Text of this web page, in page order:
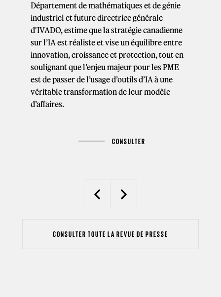
Département de mathématiques et de génie
industriel et future directrice générale
d'IVADO, estime que la stratégie canadienne
sur l’IA est réaliste et vise un équilibre entre
innovation, croissance et protection, tout en
soulignant que l’enjeu majeur pour les PME
est de passer de l’usage d’outils d’IA à une
véritable transformation de leur modèle
d’affaires.
CONSULTER
PreviousNext
CONSULTER TOUTE LA REVUE DE PRESSE